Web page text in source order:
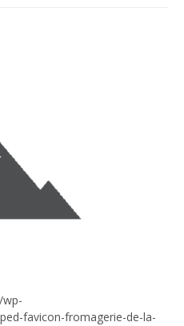
favicon-fromagerie-de-la-